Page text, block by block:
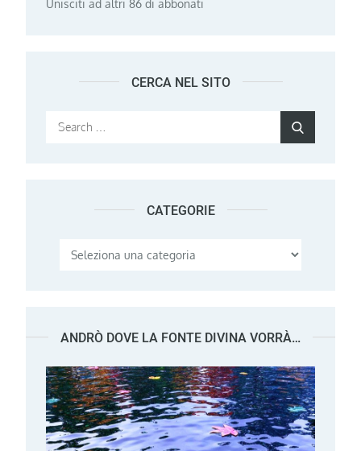
Unisciti ad altri 86 di abbonati
CERCA NEL SITO
Search
CATEGORIE
Categorie
ANDRÒ DOVE LA FONTE DIVINA VORRÀ…